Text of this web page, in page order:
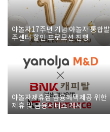
야놀자17주년 기념 야놀자 통합발
주센터 할인 프로모션 진행
야놀자제휴점 금융혜택제공 위한
제휴 및 금융서비스 게시